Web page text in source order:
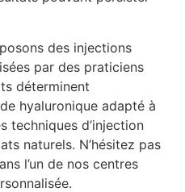
des injections
par des praticiens
déterminent
hyaluronique adapté à
techniques d’injection
naturels. N’hésitez pas
l’un de nos centres